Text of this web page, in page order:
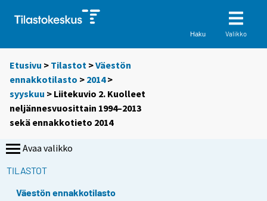
Haku Valikko
Etusivu > Tilastot >Väestön
ennakkotilasto > 2014>
syyskuu > Liitekuvio 2. Kuolleet
neljännesvuosittain 1994–2013
sekä ennakkotieto 2014
Avaa valikko
TILASTOT
Väestön ennakkotilasto